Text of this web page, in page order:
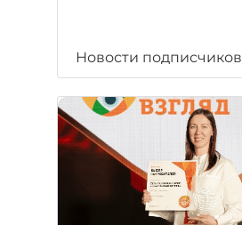
Новости подписчиков